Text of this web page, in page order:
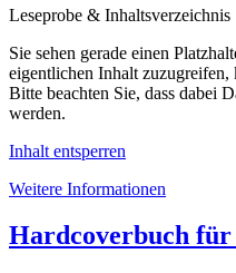
Leseprobe & Inhaltsverzeichnis
Sie sehen gerade einen
eigentlichen Inhalt
Bitte beachten Sie, dass dabei
werden.
Inhalt entsperren
Weitere Informationen
Hardcoverbuch